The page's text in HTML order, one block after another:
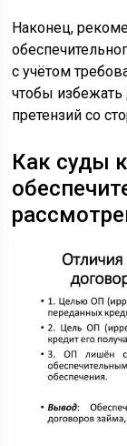
Наконец,
с учётом
чтобы
претензий со
Как суды